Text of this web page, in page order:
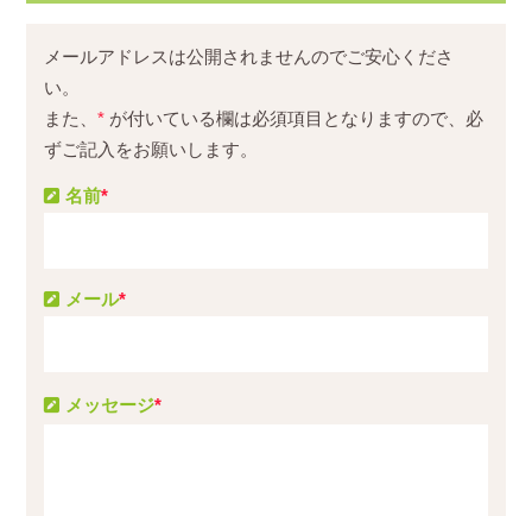
メールアドレスは公開されませんのでご安心くださ
い。
また、* が付いている欄は必須項目となりますので、必
ずご記入をお願いします。
メッセージ*
名前*
メール*